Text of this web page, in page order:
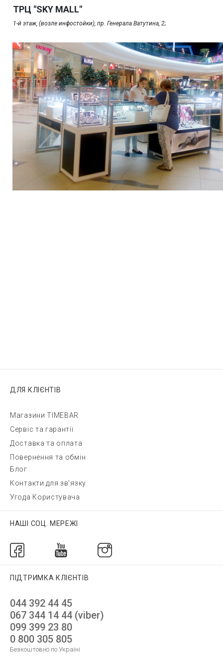
ТРЦ "SKY MALL"
1-й этаж, (возле инфостойки), пр. Генерала Ватутина, 2;
ДЛЯ КЛІЄНТІВ
Магазини TIMEBAR
Сервіс та гарантії
Доставка та оплата
Повернення та обмін
Блог
Контакти для зв'язку
Угода Користувача
НАШІ СОЦ. МЕРЕЖІ
ПІДТРИМКА КЛІЄНТІВ
044 392 44 45
067 344 14 44 (viber)
099 399 23 80
0 800 305 805
Безкоштовно по Україні